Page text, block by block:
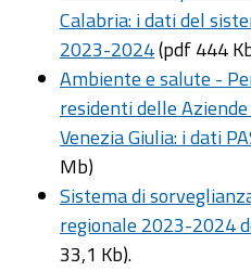
Calabria: i dati del
2023-2024(pdf 444
Ambiente e salute -
residenti delle
Venezia Giulia: i dati
Mb)
Sistema di
regionale 2023-2024
33,1 Kb).